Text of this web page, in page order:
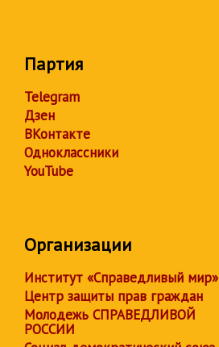
Партия
Telegram
Дзен
ВКонтакте
Одноклассники
YouTube
Организации
Институт «Справедливый мир»
Центр защиты прав граждан
Молодежь СПРАВЕДЛИВОЙ
РОССИИ